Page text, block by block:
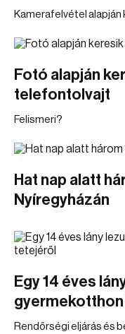
Kamerafelvétel alapján
Fotó alapján
telefontolvajt
Felismeri?
Hat nap alatt
Nyíregyházán
Egy 14 éves
Rendőrségi eljárás és